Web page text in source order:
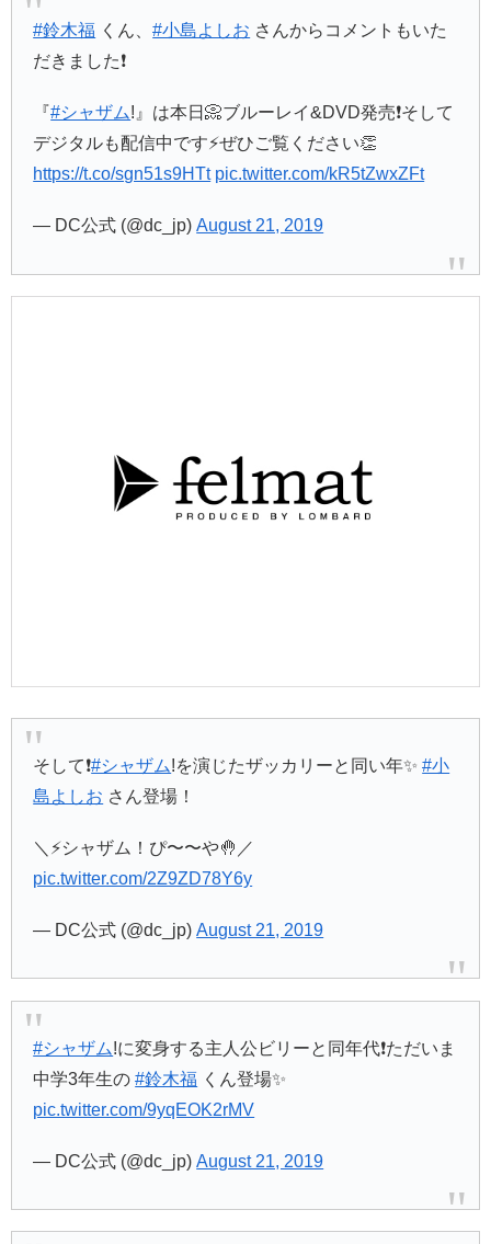
#鈴木福 くん、#小島よしお さんからコメントもいた
だきました❗️
『#シャザム!』は本日📀ブルーレイ&DVD発売❗️そして
デジタルも配信中です⚡️ぜひご覧ください👏
https://t.co/sgn51s9HTt pic.twitter.com/kR5tZwxZFt
— DC公式 (@dc_jp)August 21, 2019
そして❗️#シャザム!を演じたザッカリーと同い年✨#小
島よしお さん登場！
＼⚡️シャザム！ぴ〜〜や🤚／
pic.twitter.com/2Z9ZD78Y6y
— DC公式 (@dc_jp)August 21, 2019
#シャザム!に変身する主人公ビリーと同年代❗️ただいま
中学3年生の#鈴木福 くん登場✨
pic.twitter.com/9yqEOK2rMV
— DC公式 (@dc_jp)August 21, 2019